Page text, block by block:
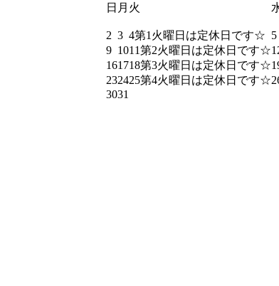
日 月 火
2 3 4第1火曜日は定休日です☆ 5
9 1011第2火曜日は定休日です☆
161718第3火曜日は定休日です☆
232425第4火曜日は定休日です☆
3031